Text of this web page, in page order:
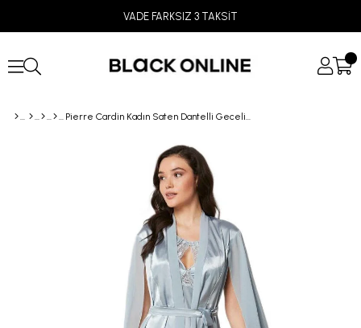
VADE FARKSIZ 3 TAKSİT
Pierre Cardin Kadın Saten Dantelli Gecelik Sabahlık Takımı 4375